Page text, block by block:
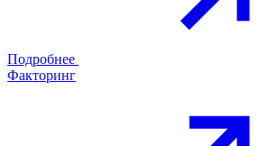
Подробнее
Факторинг